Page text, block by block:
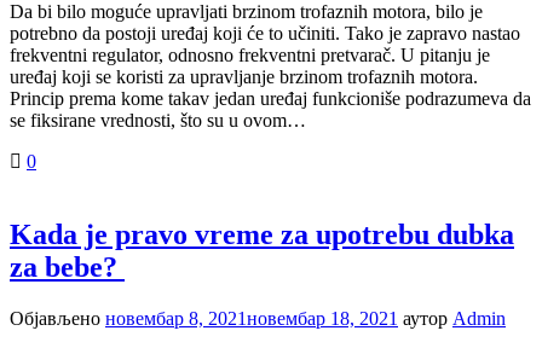
Da bi bilo moguće upravljati brzinom trofaznih motora, bilo je
potrebno da postoji uređaj koji će to učiniti. Tako je zapravo nastao
frekventni regulator, odnosno frekventni pretvarač. U pitanju je
uređaj koji se koristi za upravljanje brzinom trofaznih motora.
Princip prema kome takav jedan uređaj funkcioniše podrazumeva da
se fiksirane vrednosti, što su u ovom…
0
Kada je pravo vreme za upotrebu dubka
za bebe?
Објављено новембар 8, 2021новембар 18, 2021 аутор Admin